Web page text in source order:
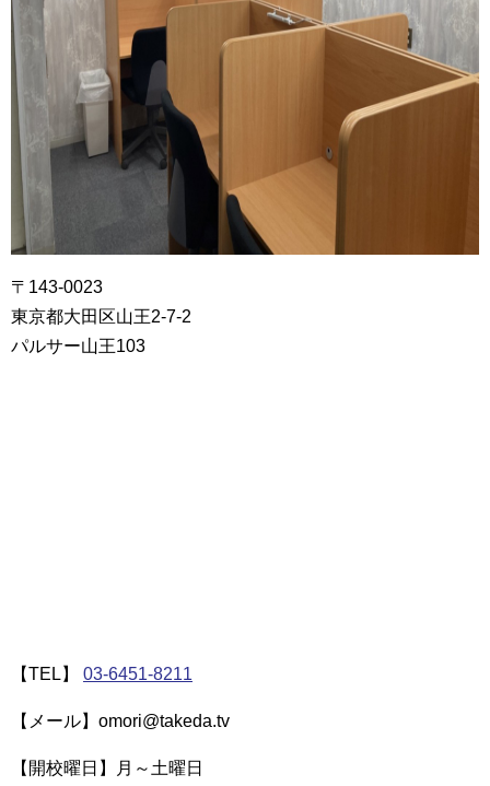
〒143-0023
東京都大田区山王2-7-2
パルサー山王103
【TEL】 03-6451-8211
【メール】omori@takeda.tv
【開校曜日】月～土曜日